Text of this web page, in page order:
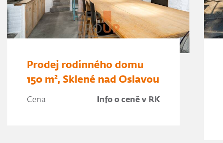
Prodej rodinného domu
150 m², Sklené nad Oslavou
Cena Info o ceně v RK